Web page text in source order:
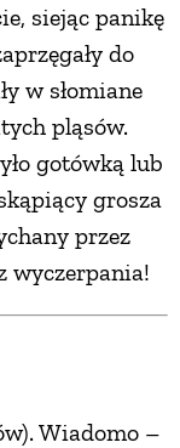
siejąc panikę
do
w słomiane
pląsów.
gotówką lub
grosza
przez
wyczerpania!
Wiadomo –